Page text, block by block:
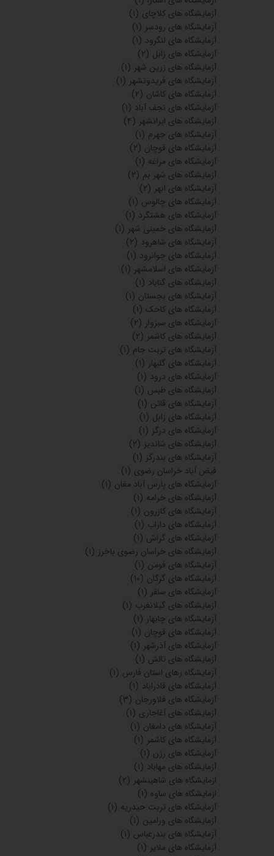
آزمایشگاه های کلاچای (۱)
آزمایشگاه های رودسر (۱)
آزمایشگاه های لنگرود (۱)
آزمایشگاه های زابل (۲)
آزمایشگاه های زرین شهر (۱)
آزمایشگاه های فریدونشهر (۱)
آزمایشگاه های کاشان (۲)
آزمایشگاه های نجف آباد (۱)
آزمایشگاه های ایرانشهر (۴)
آزمایشگاه های جهرم (۱)
آزمایشگاه های قوچان (۲)
آزمایشگاه های مراغه (۱)
آزمایشگاه های شهر بم (۲)
آزمایشگاه های ابهر (۲)
آزمایشگاه های چالوس (۱)
آزمایشگاه های هشتگرد (۱)
آزمایشگاه های خمینی شهر (۱)
آزمایشگاه های شاهرود (۲)
آزمایشگاه های جوانرود (۱)
آزمایشگاه های اسلامشهر (۱)
آزمایشگاه های گناباد (۱)
آزمایشگاه های بجستان (۱)
آزمایشگاه های کاخک (۱)
آزمایشگاه های سبزوار (۲)
آزمایشگاه های کاشمر (۲)
آزمایشگاه های تربت جام (۱)
آزمایشگاه های گلبهار (۱)
آزمایشگاه های درود (۱)
آزمایشگاه های طبس (۱)
آزمایشگاه های قائن (۱)
آزمایشگاه های زابل (۱)
آزمایشگاه های درگز (۱)
آزمایشگاه های شاندیز (۲)
آزمایشگاه های بندرگز (۱)
فیض آباد خراسان رضوی (۱)
آزمایشگاه های پارس آباد مغان (۱)
آزمایشگاه های خرامه (۱)
آزمایشگاه های کازرون (۱)
آزمایشگاه های داراب (۱)
آزمایشگاه های گراش (۱)
آزمایشگاه های خراسان رضوی باخرز (۱)
آزمایشگاه های فومن (۱)
آزمایشگاه های گرگان (۱۰)
آزمایشگاه های سنقر (۱)
آزمایشگاه های گیلانغرب (۱)
آزمایشگاه های چابهار (۱)
آزمایشگاه های قوچان (۱)
آزمایشگاه های آذرشهر (۱)
آزمایشگاه های تالش (۱)
آزمایشگاه رهای استان فارس (۱)
آزمایشگاه های قادراباد (۱)
آزمایشگاه های فلاورجان (۳)
آزمایشگاه های آغاجاری (۱)
آزمایشگاه های دامغان (۱)
آزمایشگاه های کاشمر (۱)
آزمایشگاه های رزن (۱)
آزمایشگاه های مهاباد (۱)
ازمایشگاه های شاهینشهر (۲)
ازمایشگاه های ساوه (۱)
آزمایشگاه های تربت حیدریه (۱)
آزمایشگاه های ورامین (۱)
آزمایشگاه های بندرعباس (۱)
آزمایشگاه های ملایر (۱)